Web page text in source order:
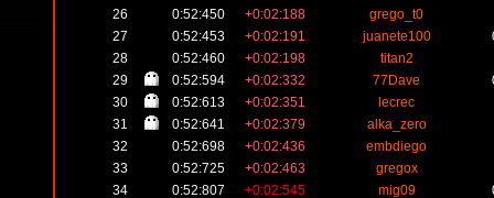
26
0:52:450 +0:02:188
grego_t0
27
0:52:453 +0:02:191 juanete100
28
0:52:460 +0:02:198
titan2
29
0:52:594 +0:02:332 77Dave
30
0:52:613 +0:02:351
lecrec
31
0:52:641 +0:02:379
alka_zero
32
0:52:698 +0:02:436
embdiego
33
0:52:725 +0:02:463
gregox
34
0:52:807 +0:02:545 mig09